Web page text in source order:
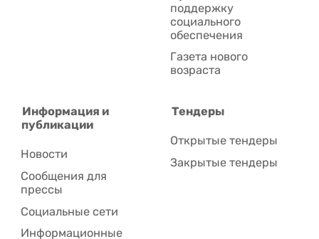
поддержку
социального
обеспечения
Газета нового
возраста
Информация и
публикации
Новости
Сообщения для
прессы
Социальные сети
Информационные
Тендеры
Открытые тендеры
Закрытые тендеры